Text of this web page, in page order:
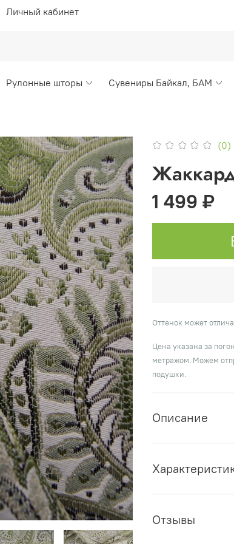
Личный кабинет
Рулонные шторы Сувениры Байкал, БАМ
(0)
1 499 ₽
Оттенок может
Цена указана за
метражом. Можем
подушки.
Описание
Отзывы